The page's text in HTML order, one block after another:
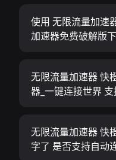
使用 无限流量加速
加速器免费破解版
无限流量加速器 快
器_一键连接世界 支
无限流量加速器 快
字了 是否支持自动